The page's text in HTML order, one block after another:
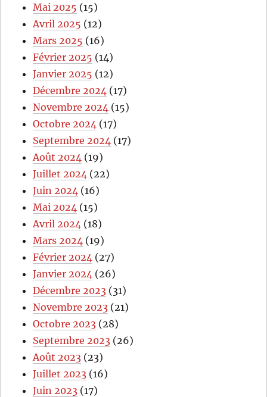
Mai 2025 (15)
Avril 2025 (12)
Mars 2025 (16)
Février 2025 (14)
Janvier 2025 (12)
Décembre 2024 (17)
Novembre 2024 (15)
Octobre 2024 (17)
Septembre 2024 (17)
Août 2024 (19)
Juillet 2024 (22)
Juin 2024 (16)
Mai 2024 (15)
Avril 2024 (18)
Mars 2024 (19)
Février 2024 (27)
Janvier 2024 (26)
Décembre 2023 (31)
Novembre 2023 (21)
Octobre 2023 (28)
Septembre 2023 (26)
Août 2023 (23)
Juillet 2023 (16)
Juin 2023 (17)